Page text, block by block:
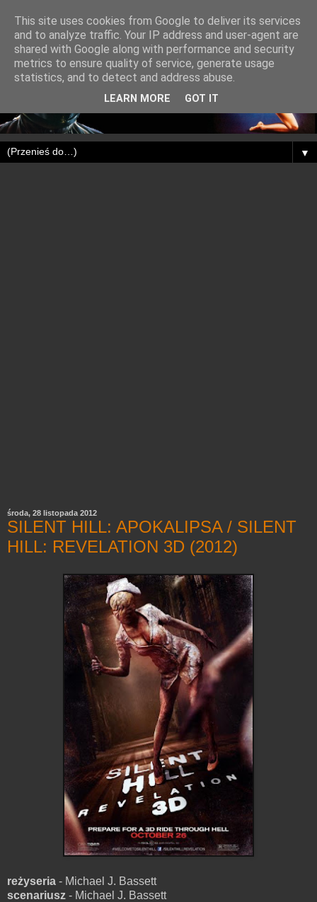
▼
środa, 28 listopada 2012
SILENT HILL: APOKALIPSA / SILENT
HILL: REVELATION 3D (2012)
reżyseria - Michael J. Bassett
scenariusz - Michael J. Bassett
This site uses cookies from Google to deliver its services
and to analyze traffic. Your IP address and user-agent are
shared with Google along with performance and security
metrics to ensure quality of service, generate usage
statistics, and to detect and address abuse.
LEARN MORE GOT IT